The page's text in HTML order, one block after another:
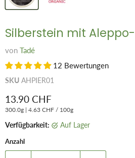
Silberstein mit
von Tadé
12 Bewertungen
SKU AHPIER01
Aktueller Preis
13.90 CHF
300.0g | 4.63 CHF / 100g
Verfügbarkeit: auf Lager
Anzahl